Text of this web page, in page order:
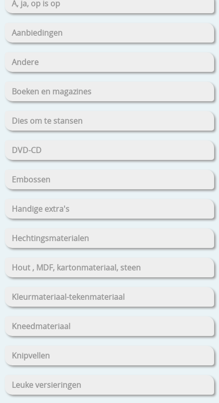
A, ja, op is op
Aanbiedingen
Andere
Boeken en magazines
Dies om te stansen
DVD-CD
Embossen
Handige extra's
Hechtingsmaterialen
Hout , MDF, kartonmateriaal, steen
Kleurmateriaal-tekenmateriaal
Kneedmateriaal
Knipvellen
Leuke versieringen